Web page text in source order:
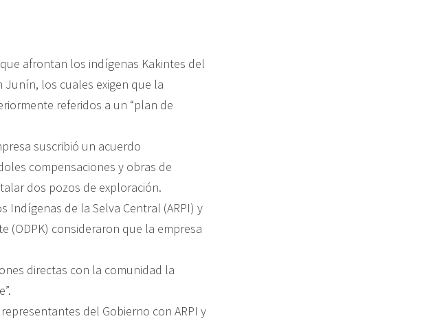
afrontan los indígenas Kakintes del
Junín, los cuales exigen que la
referidos a un “plan de
suscribió un acuerdo
compensaciones y obras de
dos pozos de exploración.
Indígenas de la Selva Central (ARPI) y
(ODPK) consideraron que la empresa
directas con la comunidad la
del Gobierno con ARPI y